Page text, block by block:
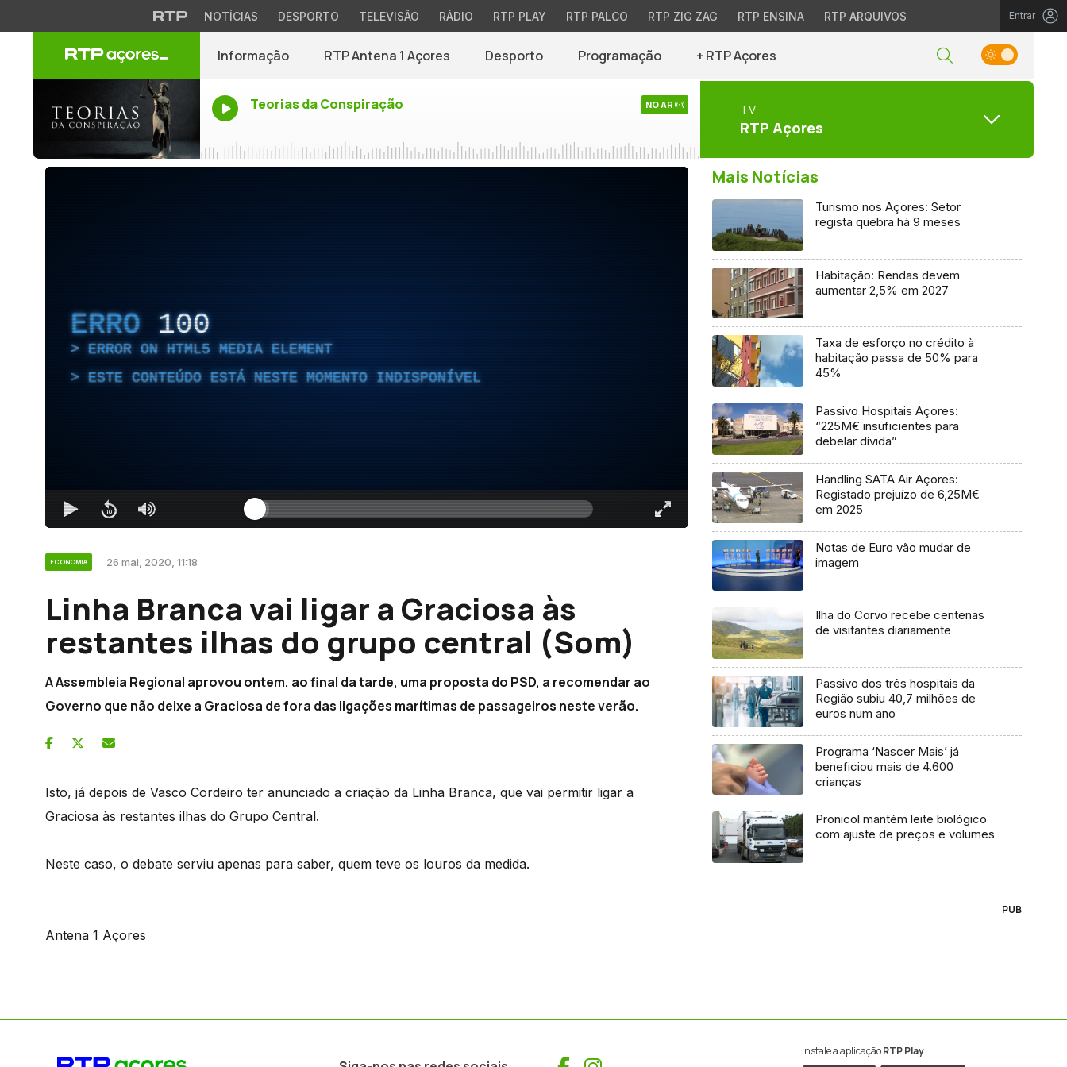
NOTÍCIAS DESPORTO TELEVISÃO RÁDIO RTP PLAY RTP PALCO RTP ZIG ZAG RTP ENSINA RTP ARQUIVOS Entrar
Informação RTP Antena 1 Açores Desporto Programação + RTP Açores
Teorias da Conspiração NO AR TV
RTP Açores
ERRO 100
ERROR ON HTML5 MEDIA ELEMENT
ESTE CONTEÚDO ESTÁ NESTE MOMENTO INDISPONÍVEL
ECONOMIA 26 mai, 2020, 11:18
Linha Branca vai ligar a Graciosa às
restantes ilhas do grupo central (Som)
A Assembleia Regional aprovou ontem, ao final da tarde, uma proposta do PSD, a recomendar ao
Governo que não deixe a Graciosa de fora das ligações marítimas de passageiros neste verão.
Isto, já depois de Vasco Cordeiro ter anunciado a criação da Linha Branca, que vai permitir ligar a
Graciosa às restantes ilhas do Grupo Central.
Neste caso, o debate serviu apenas para saber, quem teve os louros da medida.
Antena 1 Açores
Mais Notícias
Turismo nos Açores: Setor
regista quebra há 9 meses
Habitação: Rendas devem
aumentar 2,5% em 2027
Taxa de esforço no crédito à
habitação passa de 50% para
45%
Passivo Hospitais Açores:
“225M€ insuficientes para
debelar dívida”
Handling SATA Air Açores:
Registado prejuízo de 6,25M€
em 2025
Notas de Euro vão mudar de
imagem
Ilha do Corvo recebe centenas
de visitantes diariamente
Passivo dos três hospitais da
Região subiu 40,7 milhões de
euros num ano
Programa ‘Nascer Mais’ já
beneficiou mais de 4.600
crianças
Pronicol mantém leite biológico
com ajuste de preços e volumes
PUB
Instale a aplicaçãoRTP Play